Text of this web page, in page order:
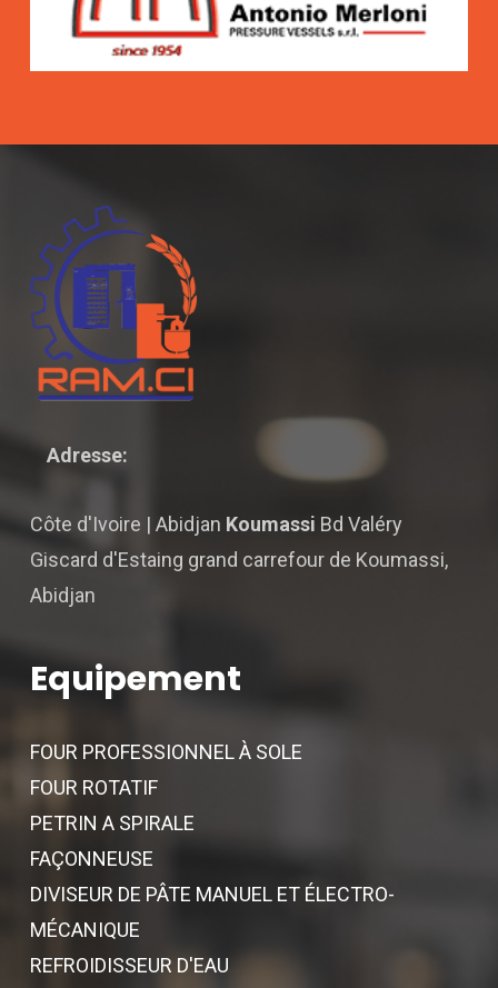
Adresse:
Côte d'Ivoire | Abidjan Koumassi Bd Valéry
Giscard d'Estaing grand carrefour de Koumassi,
Abidjan
Equipement
FOUR PROFESSIONNEL À SOLE
FOUR ROTATIF
PETRIN A SPIRALE
FAÇONNEUSE
DIVISEUR DE PÂTE MANUEL ET ÉLECTRO-
MÉCANIQUE
REFROIDISSEUR D'EAU